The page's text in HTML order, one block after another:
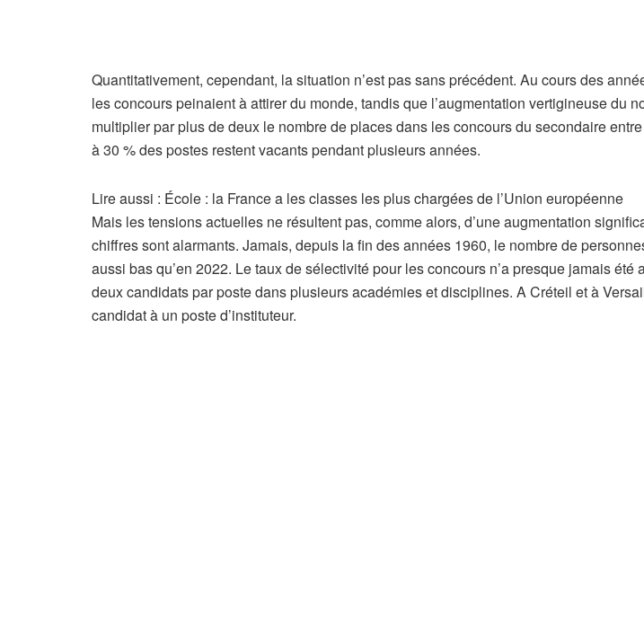
Quantitativement, cependant, la situation n’est pas sans précédent. Au cours des
les concours peinaient à attirer du monde, tandis que l’augmentation vertigineuse du
multiplier par plus de deux le nombre de places dans les concours du secondaire
à 30 % des postes restent vacants pendant plusieurs années.
Lire aussi : A
r
t
i
c
l
École : la France a les classes les plus chargées de l’Union européenne
Mais les tensions actuelles ne résultent pas, comme alors, d’une augmentation
chiffres sont alarmants. Jamais, depuis la fin des années 1960, le nombre de
aussi bas qu’en 2022. Le taux de sélectivité pour les concours n’a presque jamais
deux candidats par poste dans plusieurs académies et disciplines. A Créteil et à
candidat à un poste d’instituteur.